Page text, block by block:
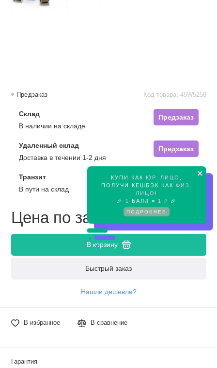
×
КУПИ КАК ЮР. ЛИЦО
ПОЛУЧИ КЕШБЭК КАК ФИЗ.
ЛИЦО !
🎉 1 БАЛЛ = 1 ₽ 🎉
ПОДРОБНЕЕ
Предзаказ Код товара: 45W5258
Склад
Предзаказ
В наличии на складе
Удаленный склад
Предзаказ
Доставка в течении 1-2 дня
Транзит
Предзаказ
В пути на склад
Цена по запросу
В корзину
Быстрый заказ
Нашли дешевле?
В избранное В сравнение
Гарантия